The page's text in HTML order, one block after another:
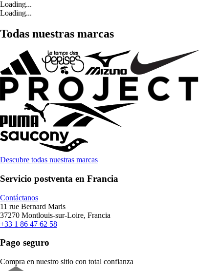
Loading...
Loading...
Todas nuestras marcas
Descubre todas nuestras marcas
Servicio postventa en Francia
Contáctanos
11 rue Bernard Maris
37270 Montlouis-sur-Loire, Francia
+33 1 86 47 62 58
Pago seguro
Compra en nuestro sitio con total confianza